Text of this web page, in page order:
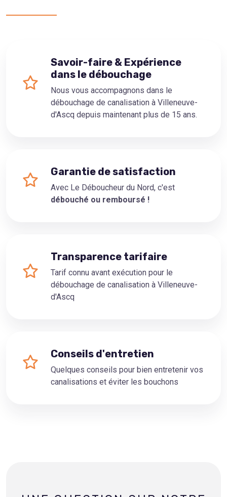
Savoir-faire & Expérience
dans le débouchage
Nous vous accompagnons dans le
débouchage de canalisation à Villeneuve-
d'Ascq depuis maintenant plus de 15 ans.
Garantie de satisfaction
Avec Le Déboucheur du Nord, c'est
débouché ou remboursé !
Transparence tarifaire
Tarif connu avant exécution pour le
débouchage de canalisation à Villeneuve-
d'Ascq
Conseils d'entretien
Quelques conseils pour bien entretenir vos
canalisations et éviter les bouchons